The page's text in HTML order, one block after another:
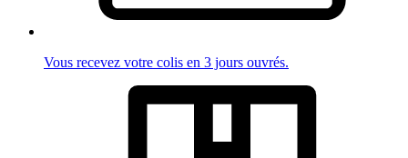
Vous recevez votre colis en 3 jours ouvrés.